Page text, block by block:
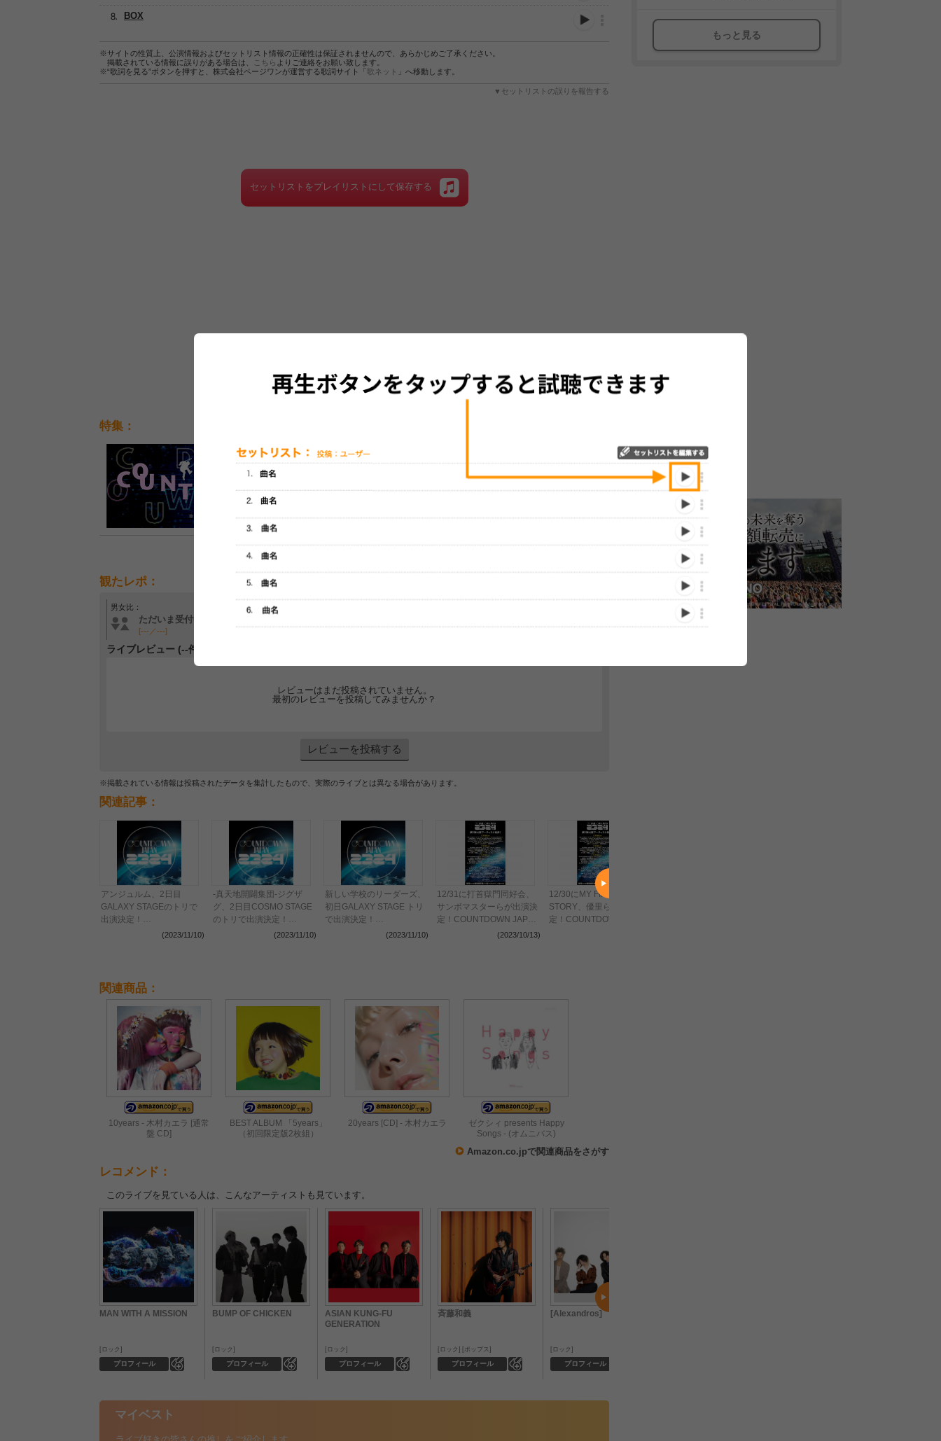
BOX
※サイトの性質上、公演情報およびセットリスト情報の正確性は保証されませんので、あらかじめご了承ください。
掲載されている情報に誤りがある場合は、
こちら よりご連絡をお願い致します。
※“歌詞を見る”ボタンを押すと、株式会社ページワンが運営する歌詞サイト「歌ネット 」へ移動します。
▼セットリストの誤りを報告する
セットリストをプレイリストにして保存する
特集：
カウントダウンライブ特集 2016→2017
今年も残すところあとわずか。年越しはライブで盛り上がろう！
観たレポ：
男女比：
ただいま受付中です
[---／---]
年齢層：
ライブレビュー (--件)
レビューはまだ投稿されていません。
最初のレビューを投稿してみませんか？
レビューを投稿する
※掲載されている情報は投稿されたデータを集計したもので、実際のライブとは異なる場合があります。
関連記事：
アンジュルム、2日目
GALAXY STAGEのトリで
出演決定！
〈COUNTDOWN JAPAN
(2023/11/10)
-真天地開闢集団-ジグザ
グ、2日目COSMO STAGE
のトリで出演決定！
〈COUNTDOWN JAPAN
(2023/11/10)
新しい学校のリーダーズ、
初日GALAXY STAGE トリ
で出演決定！
〈COUNTDOWN JAPAN
(2023/11/10)
12/31に打首獄門同好会、
サンボマスターらが出演決
定！COUNTDOWN JAPAN
23/24・第2弾発表。(2023/10/13)
12/30にMY FIRST
STORY、優里らが出演決
定！COUNTDOWN JAPAN
関連商品：
10years - 木村カエラ [通常
盤 CD]
BEST ALBUM 「5years」
（初回限定版2枚組）
20years [CD] - 木村カエラ
ゼクシィ presents Happy
Songs - (オムニバス)
Amazon.co.jpで関連商品をさがす
レコメンド：
このライブを見ている人は、こんなアーティストも見ています。
MAN WITH A MISSION
プロフィール
ロック
BUMP OF CHICKEN
プロフィール
ロック
ASIAN KUNG-FU
GENERATION
プロフィール
ロック
斉藤和義
プロフィール
ロック ポップス
[Alexandros]
プロフィール
ロック
マイベスト
もっと見る